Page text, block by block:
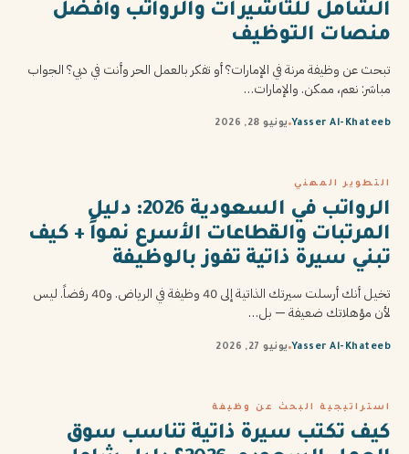
الشامل للتأشيرات والرواتب وأفضل
منصات التوظيف
تبحث عن وظيفة مرنة في الإمارات؟ أو تفكر بالعمل الحر وأنت في دبي؟ الجواب
مباشر: نعم، ممكن. والإمارات…
Yasser Al-Khateeb يونيو 28, 2026
التطوير المهني
الرواتب في السعودية 2026: دليل
المرتبات والقطاعات الأسرع نمواً + كيف
تبني سيرة ذاتية تفوز بالوظيفة
تخيل أنك أرسلت سيرتك الذاتية إلى 40 وظيفة في الرياض. و40 رفضاً. ليس
لأن مؤهلاتك ضعيفة — بل…
Yasser Al-Khateeb يونيو 27, 2026
استراتيجية البحث عن وظيفة
كيف تكتب سيرة ذاتية تناسب سوق